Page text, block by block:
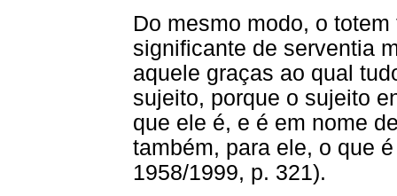
Do mesmo modo, o
significante de serventia
aquele graças ao qual
sujeito, porque o sujeito
que ele é, e é em nome
também, para ele, o que
1958/1999, p. 321).